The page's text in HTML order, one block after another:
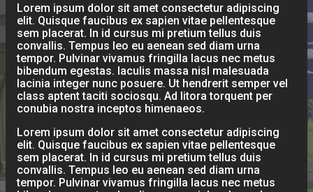
Lorem ipsum dolor sit amet consectetur adipiscing
elit. Quisque faucibus ex sapien vitae pellentesque
sem placerat. In id cursus mi pretium tellus duis
convallis. Tempus leo eu aenean sed diam urna
tempor. Pulvinar vivamus fringilla lacus nec metus
bibendum egestas. Iaculis massa nisl malesuada
lacinia integer nunc posuere. Ut hendrerit semper vel
class aptent taciti sociosqu. Ad litora torquent per
conubia nostra inceptos himenaeos.
Lorem ipsum dolor sit amet consectetur adipiscing
elit. Quisque faucibus ex sapien vitae pellentesque
sem placerat. In id cursus mi pretium tellus duis
convallis. Tempus leo eu aenean sed diam urna
tempor. Pulvinar vivamus fringilla lacus nec metus